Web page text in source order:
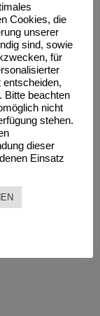
Cookies, die
unserer
sind, sowie
für
entscheiden,
Bitte beachten
nicht
stehen.
dieser
Einsatz